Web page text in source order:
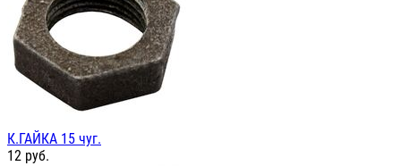
К.ГАЙКА 15 чуг.
12 руб.